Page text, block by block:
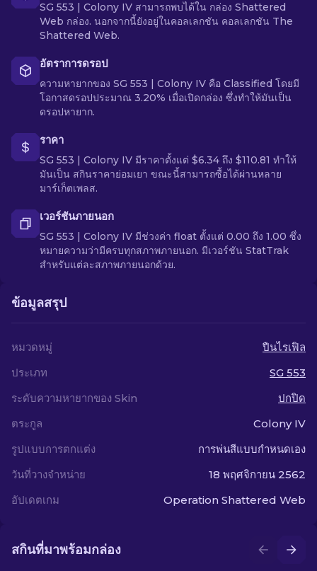
SG 553 | Colony IV สามารถพบได้ใน กล่อง Shattered
Web กล่อง. นอกจากนี้ยังอยู่ในคอลเลกชัน คอลเลกชัน The
Shattered Web.
อัตราการดรอป
ความหายากของ SG 553 | Colony IV คือ Classified โดยมี
โอกาสดรอปประมาณ 3.20% เมื่อเปิดกล่อง ซึ่งทำให้มันเป็น
ดรอปหายาก.
ราคา
SG 553 | Colony IV มีราคาตั้งแต่ $6.34 ถึง $110.81 ทำให้
มันเป็น สกินราคาย่อมเยา ขณะนี้สามารถซื้อได้ผ่านหลาย
มาร์เก็ตเพลส.
เวอร์ชันภายนอก
SG 553 | Colony IV มีช่วงค่า float ตั้งแต่ 0.00 ถึง 1.00 ซึ่ง
หมายความว่ามีครบทุกสภาพภายนอก. มีเวอร์ชัน StatTrak
สำหรับแต่ละสภาพภายนอกด้วย.
ข้อมูลสรุป
หมวดหมู่
ปืนไรเฟิล
ประเภท
SG 553
ระดับความหายากของ Skin
ปกปิด
ตระกูล
Colony IV
รูปแบบการตกแต่ง
การพ่นสีแบบกำหนดเอง
วันที่วางจำหน่าย
18 พฤศจิกายน 2562
อัปเดตเกม
Operation Shattered Web
สกินที่มาพร้อมกล่อง